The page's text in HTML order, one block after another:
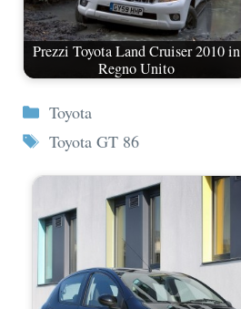
Prezzi Toyota Land Cruiser 2010 in
Regno Unito
Categorie
Toyota
Tag
Toyota GT 86